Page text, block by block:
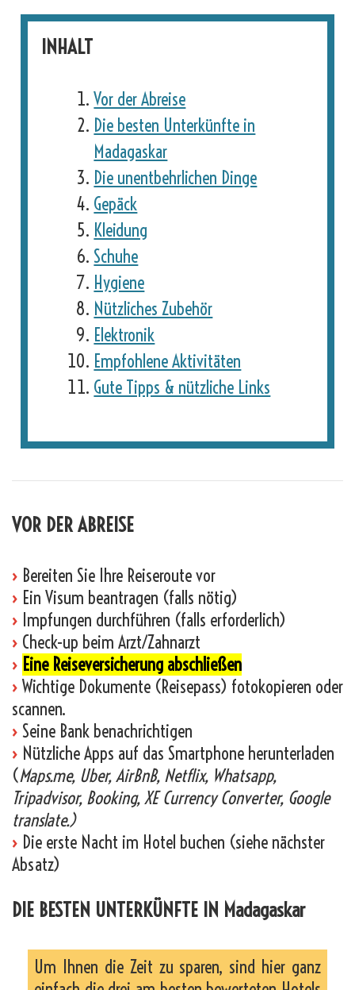
INHALT
Vor der Abreise
Die besten Unterkünfte in
Madagaskar
Die unentbehrlichen Dinge
Gepäck
Kleidung
Schuhe
Hygiene
Nützliches Zubehör
Elektronik
Empfohlene Aktivitäten
Gute Tipps & nützliche Links
VOR DER ABREISE
› Bereiten Sie Ihre Reiseroute vor
› Ein Visum beantragen (falls nötig)
› Impfungen durchführen (falls erforderlich)
› Check-up beim Arzt/Zahnarzt
› Eine Reiseversicherung abschließen
› Wichtige Dokumente (Reisepass) fotokopieren oder
scannen.
› Seine Bank benachrichtigen
› Nützliche Apps auf das Smartphone herunterladen
(Maps.me, Uber, AirBnB, Netflix, Whatsapp,
Tripadvisor, Booking, XE Currency Converter, Google
translate.)
› Die erste Nacht im Hotel buchen (siehe nächster
Absatz)
DIE BESTEN UNTERKÜNFTE IN Madagaskar
Um Ihnen die Zeit zu sparen, sind hier ganz